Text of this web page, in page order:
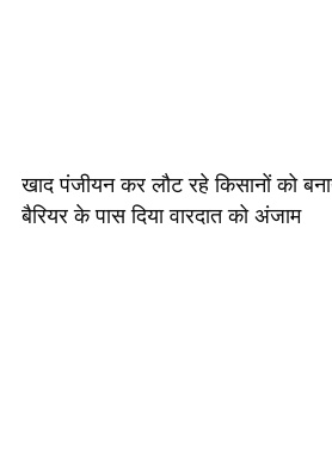
खाद पंजीयन कर लौट रहे किसानों को
बैरियर के पास दिया वारदात को अंजाम